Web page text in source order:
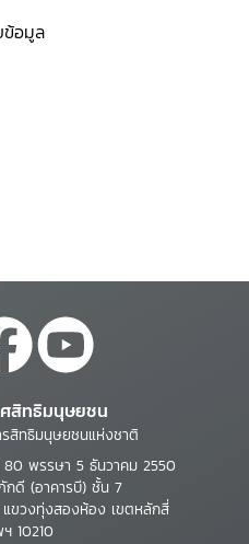
อมูล
สิทธิมนุษยชน
สิทธิมนุษยชนแห่งชาติ
80 พรรษา 5 ธันวาคม 2550
กดี (อาคารบี) ชั้น 7
ขวงทุ่งสองห้อง เขตหลักสี่
10210